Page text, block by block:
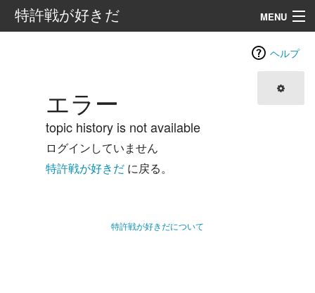
特許戦が好きだ MENU
外部リンク
検索
ヘルプ
エラー
topic history is not available
ログインしていません
特許戦が好きだ に戻る。
特許戦が好きだについて